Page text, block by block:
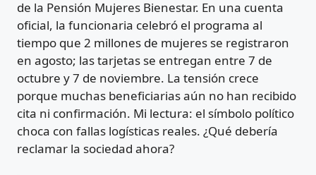
de la Pensión Mujeres Bienestar. En una cuenta
oficial, la funcionaria celebró el programa al
tiempo que 2 millones de mujeres se registraron
en agosto; las tarjetas se entregan entre 7 de
octubre y 7 de noviembre. La tensión crece
porque muchas beneficiarias aún no han recibido
cita ni confirmación. Mi lectura: el símbolo político
choca con fallas logísticas reales. ¿Qué debería
reclamar la sociedad ahora?